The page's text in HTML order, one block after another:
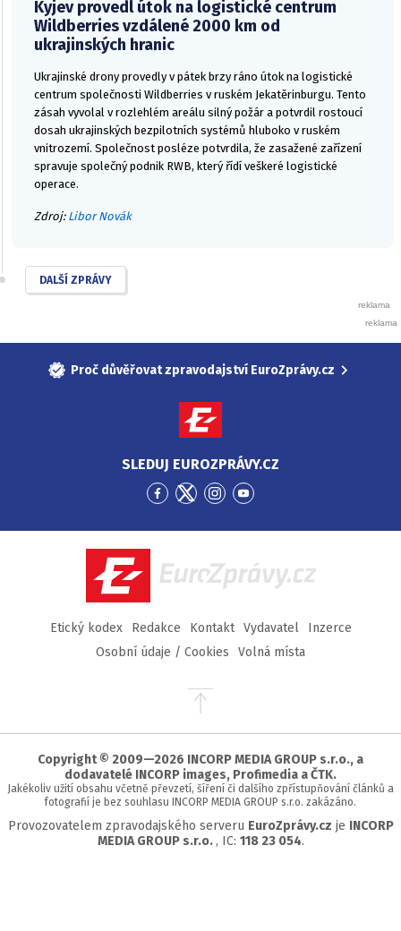
Kyjev provedl útok na logistické centrum
Wildberries vzdálené 2000 km od
ukrajinských hranic
Ukrajinské drony provedly v pátek brzy ráno útok na logistické
centrum společnosti Wildberries v ruském Jekatěrinburgu. Tento
zásah vyvolal v rozlehlém areálu silný požár a potvrdil rostoucí
dosah ukrajinských bezpilotních systémů hluboko v ruském
vnitrozemí. Společnost posléze potvrdila, že zasažené zařízení
spravuje společný podnik RWB, který řídí veškeré logistické
operace.
Zdroj: Libor Novák
DALŠÍ ZPRÁVY
Proč důvěřovat zpravodajství EuroZprávy.cz
SLEDUJ EUROZPRÁVY.CZ
Přejít
Facebook
Přejít
Twitter
Přejít
Instagram
Přejít
YouTube
EuroZprávy.cz
Etický kodex Redakce Kontakt Vydavatel
Inzerce
Osobní údaje / Cookies
Volná místa
Přejít
stránky
Copyright © 2009—2026 INCORP MEDIA GROUP s.r.o., a
dodavatelé INCORP images, Profimedia a ČTK.
Jakékoliv užití obsahu včetně převzetí, šíření či dalšího zpřístupňování článků a
fotografií je bez souhlasu INCORP MEDIA GROUP s.r.o. zakázáno.
Provozovatelem zpravodajského serveru EuroZprávy.cz je INCORP
MEDIA GROUP s.r.o. , IC: 118 23 054.